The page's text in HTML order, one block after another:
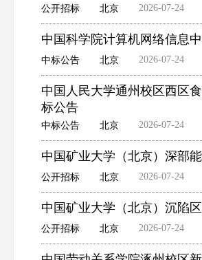
公开招标 北京 2026-07-24
中国科学院计算机网络信息
中标公告 北京 2026-07-24
中国人民大学通州校区西区
标公告
中标公告 北京 2026-07-24
中国矿业大学（北京）深部
公开招标 北京 2026-07-24
中国矿业大学（北京）沉陷
公开招标 北京 2026-07-24